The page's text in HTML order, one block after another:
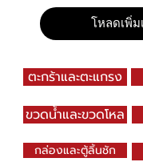
โหลดเพิ่ม
ตะกร้าและตะแกรง
ขวดน้ำและขวดโหล
กล่องและตู้ลิ้นชัก